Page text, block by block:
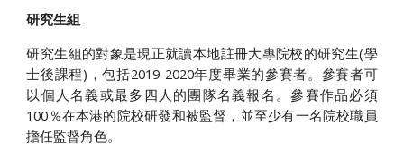
研究生組
研究生組的對象是現正就讀本地註冊大專院校的研究生(學
士後課程)，包括2019-2020年度畢業的參賽者。參賽者可
以個人名義或最多四人的團隊名義報名。參賽作品必須
100％在本港的院校研發和被監督，並至少有一名院校職員
擔任監督角色。